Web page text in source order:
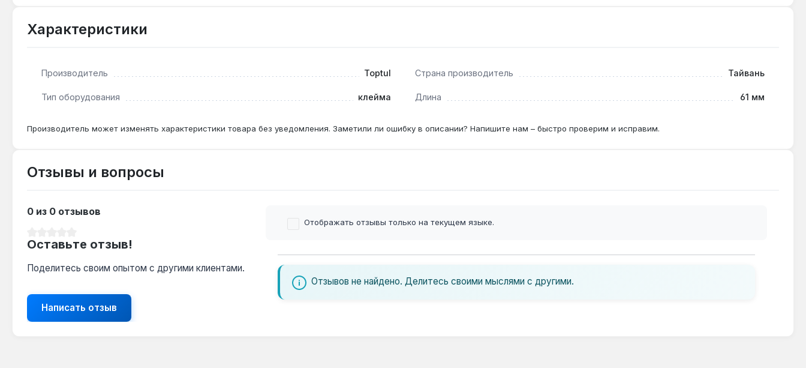
Характеристики
Производитель Toptul Страна производитель Тайвань
Тип оборудования клейма Длина 61 мм
Производитель может изменять характеристики товара без уведомления. Заметили ли ошибку в описании? Напишите нам – быстро проверим и исправим.
Отзывы и вопросы
0 из 0 отзывов
Оставьте отзыв!
Поделитесь своим опытом с другими клиентами.
Написать отзыв
Отображать отзывы только на текущем языке.
Отзывов не найдено. Делитесь своими мыслями с другими.